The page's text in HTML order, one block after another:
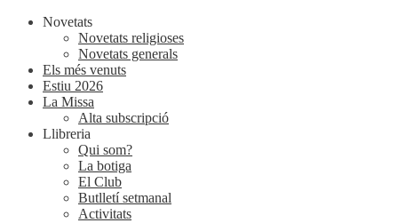
Novetats
Novetats religioses
Novetats generals
Els més venuts
Estiu 2026
La Missa
Alta subscripció
Llibreria
Qui som?
La botiga
El Club
Butlletí setmanal
Activitats